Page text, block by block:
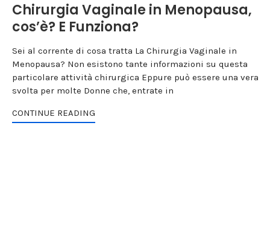
Chirurgia Vaginale in Menopausa,
cos’è? E Funziona?
Sei al corrente di cosa tratta La Chirurgia Vaginale in
Menopausa? Non esistono tante informazioni su questa
particolare attività chirurgica Eppure può essere una vera
svolta per molte Donne che, entrate in
CONTINUE READING